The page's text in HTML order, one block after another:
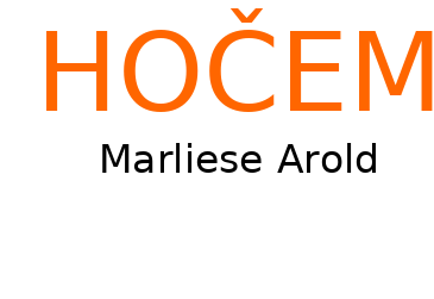
HOČEM
Marliese Arold